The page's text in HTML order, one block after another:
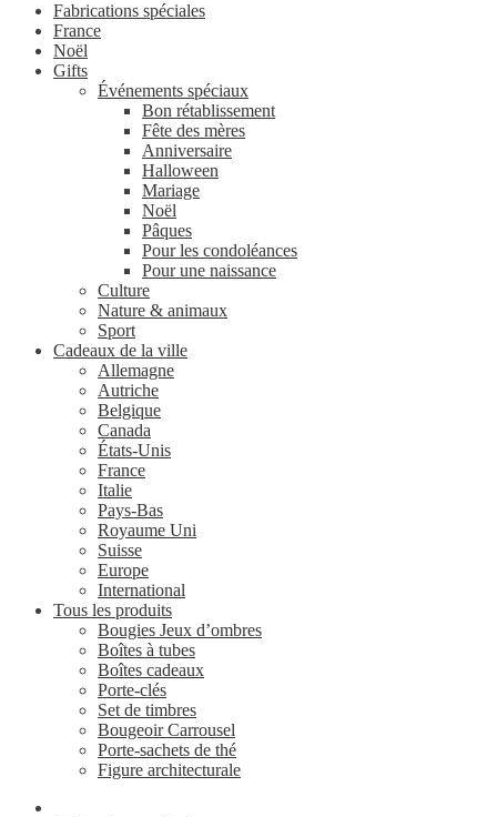
Fabrications spéciales
France
Noël
Gifts
Événements spéciaux
Bon rétablissement
Fête des mères
Anniversaire
Halloween
Mariage
Noël
Pâques
Pour les condoléances
Pour une naissance
Culture
Nature & animaux
Sport
Cadeaux de la ville
Allemagne
Autriche
Belgique
Canada
États-Unis
France
Italie
Pays-Bas
Royaume Uni
Suisse
Europe
International
Tous les produits
Bougies Jeux d’ombres
Boîtes à tubes
Boîtes cadeaux
Porte-clés
Set de timbres
Bougeoir Carrousel
Porte-sachets de thé
Figure architecturale